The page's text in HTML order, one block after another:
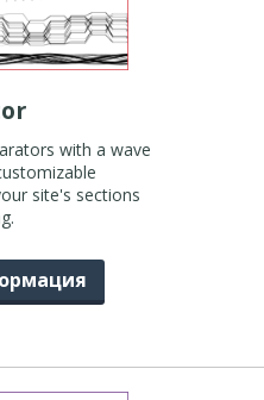
with a wave
site's sections